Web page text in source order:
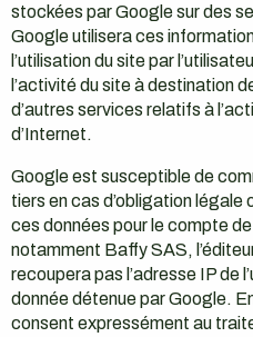
stockées par Google sur des
Google utilisera ces
l’utilisation du site par
l’activité du site à destination
d’autres services relatifs à
d’Internet.
Google est susceptible de
tiers en cas d’obligation
ces données pour le compte
notamment Baffy SAS,
recoupera pas l’adresse IP de
donnée détenue par Google.
consent expressément au